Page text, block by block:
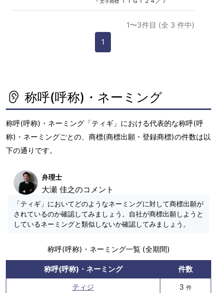
文字商標
1〜3件目 (全 3 件中)
1
称呼(呼称)・ネーミング
称呼(呼称)・ネーミング「ティギ」における代表的な称呼(呼
称)・ネーミングごとの、商標(商標出願・登録商標)の件数は以
下の通りです。
弁理士
大瀬 佳之のコメント
「ティギ」においてどのようなネーミングに対して商標出願が
されているのか確認してみましょう。自社が商標出願しようと
しているネーミングと類似しないか確認してみましょう。
称呼(呼称)・ネーミング一覧 (全期間)
称呼(呼称)・ネーミング
件数
ティジ
3 件